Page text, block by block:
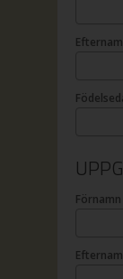
Förnamn